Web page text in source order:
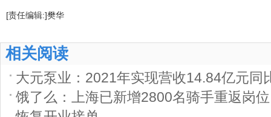
[责任编辑:]樊华
相关阅读
大元泵业：2021年实现营收14.84亿元同
饿了么：上海已新增2800名骑手重返岗